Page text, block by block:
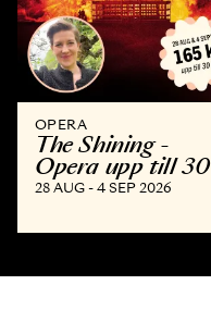
OPERA
The Shining -
Opera upp till 30
28 AUG - 4 SEP 2026